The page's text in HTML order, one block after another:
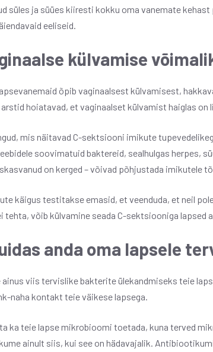
süles ja süües kiiresti kokku oma vanemate
eeliseid.
külvamise
õpib vaginaalsest külvamisest,
hoiatavad, et vaginaalset külvamist haiglas on
mis näitavad C-sektsiooni imikute
soovimatuid baktereid, sealhulgas herpes,
on kerged – võivad põhjustada imikutele
käigus testitakse emasid, et veenduda, et neil
tehta, võib külvamine seada C-sektsiooniga lapsed
anda oma lapsele
ainus viis tervislike bakterite ülekandmiseks teie
naha kontakt teie väikese lapsega.
ka teie lapse mikrobioomi toetada, kuna terved
ainult siis, kui see on hädavajalik.